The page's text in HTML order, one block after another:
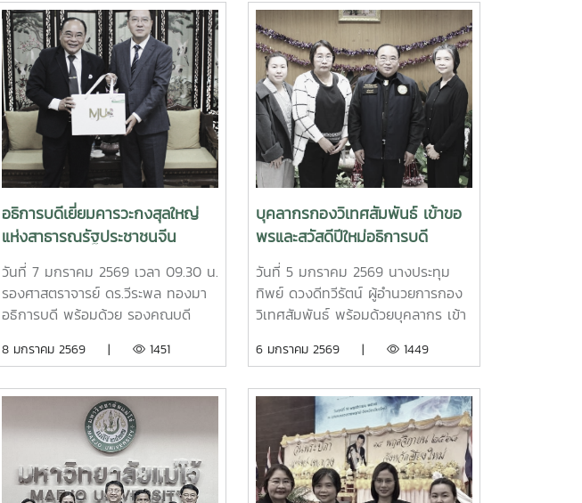
มือพิเศษระหว่างกระทรวงศึกษาธิการ
ไต้หวัน (MOE) ร่วมกับภาค
อุตสาหกรรมและมหาวิทยาลัยชั้นนำใน
ไต้หวัน เพื่อดึงดูดผู้มีความสามารถ
จากนานาชาติให้ไปศึกษาต่อและสร้าง
โอกาสในการทำงานในไต้หวัน หลังจาก
สำเร็จการศึกษา
Professor Zhou Fei อธิการบดี
มหาวิทยาลัยชินวัตร พร้อมคณะผู้
บริหาร ในโอกาสเยือนมหาวิทยาลัยแม่
โจ้ เพื่อหารือและลงนามความร่วมมือ
ทางวิชาการ (MOU) ในการส่งเสริม
กิจกรรมทางด้านวิชาการ การแลก
เปลี่ยนองค์ความรู้
เกาหลี ประจำจังหวัดเชียงใหม่ เพื่อ
เยี่ยมคารวะเนื่องในโอกาสสวัสดีปีใหม่
25697 January 2026, Associate
Professor Dr. Weerapon Thongma,
President of Maejo University,
together with Associate Dean of
International College, and the
International Affairs Officers,
Maejo University visited the
Republic of Korea Honorary
Consulate in Chiang Mai to
greet Honorary Consul Vatchara
Tantranont on the occasion on
New Year Festival 2026.
อธิการบดีเยี่ยมคารวะกงสุลใหญ่
แห่งสาธารณรัฐประชาชนจีน
ประจำเชียงใหม่ เนื่องในโอกาส
สวัสดีปีใหม่ 2569
วันที่ 7 มกราคม 2569 เวลา 09.30 น.
รองศาสตราจารย์ ดร.วีระพล ทองมา
อธิการบดี พร้อมด้วย รองคณบดี
วิเทศสัมพันธ์ เข้าพบ คุณเฉิน ไห่ผิง
ประจำเชียงใหม่ เพื่อเยี่ยมคารวะเนื่อง
ในโอกาสสวัสดีปีใหม่ 2569 พร้อมกันนี้
ได้มีการหารือความร่วมมือและสนับสนุน
กิจกรรมด้านการศึกษาระหว่าง
มหาวิทยาลัยแม่โจ้และมหาวิทยาลัยใน
8 มกราคม 2569 | 1451
บุคลากรกองวิเทศสัมพันธ์ เข้าขอ
พรและสวัสดีปีใหม่อธิการบดี
วันที่ 5 มกราคม 2569 นางประทุม
ทิพย์ ดวงดีทวีรัตน์ ผู้อำนวยการกอง
วิเทศสัมพันธ์ พร้อมด้วยบุคลากร เข้า
ศาสตราจารย์ ดร.วีระพล ทองมา
2569
6 มกราคม 2569 | 1449